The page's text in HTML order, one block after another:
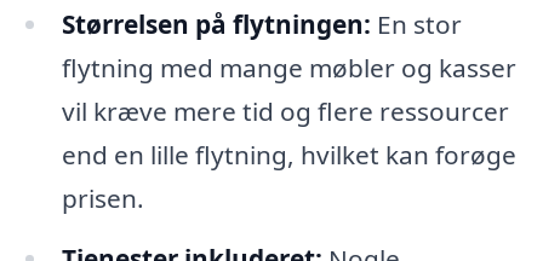
Størrelsen på flytningen: En stor
flytning med mange møbler og kasser
vil kræve mere tid og flere ressourcer
end en lille flytning, hvilket kan forøge
prisen.